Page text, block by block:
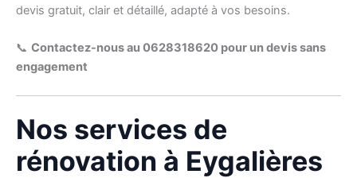
devis gratuit, clair et détaillé, adapté à vos besoins.
📞 Contactez-nous au 0628318620 pour un devis sans
engagement
Nos services de
rénovation à Eygalières